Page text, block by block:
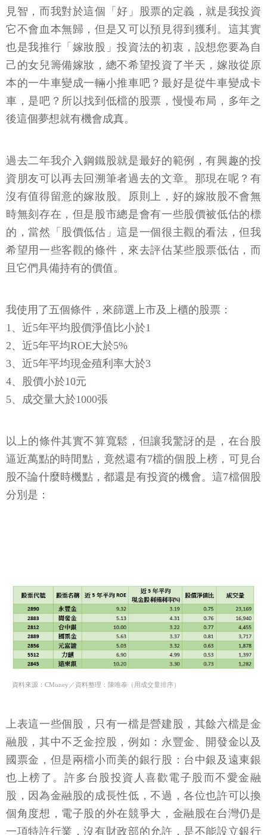
見智，而我對於這個「好」股票的定義，就是我投資
它不會血本無歸，但是又可以預見得到獲利。這其實
也是我推行「嫁妝股」投資法的初衷，設想您要為自
己的女兒籌備嫁妝，總不希望投資了半天，嫁妝從原
本的一牛車變成一輛小推車吧？最好是從牛車變成卡
車，是吧？所以找到低檔的股票，慢慢布局，多年之
後這個夢想就有機會成真。
過去二年我介入鋼鐵股就是最好的範例，有興趣的投
資朋友可以再去回溯筆者過去的文章。那現在呢？有
沒有值得留意的嫁妝股。原則上，好的嫁妝股不會無
時無刻存在，但是股市總是會有一些股價被低估的標
的，當然「股價低估」這是一個很主觀的看法，但我
希望用一些客觀的條件，來去評估某些股票低估，而
且它們具備持有的價值。
我使用了五個條件，來篩選上市及上櫃的股票：
1、近5年平均股價淨值比小於1
2、近5年平均ROE大於5%
3、近5年平均現金殖利率大於3
4、股價小於10元
5、成交量大於1000張
以上的條件其實不算寬鬆，但讓我驚訝的是，在台股
逼近萬點的時間點，竟然還有7檔的個股上榜，可見台
股不論什麼時機點，都還是有投資的機會。這7檔個股
分別是：
資料來源：CMoney／資料整理：陳唯泰（用成交量排序）
上表這一些個股，只有一檔是營建股，其餘六檔是金
融股，其中不乏金控股，例如：永豐金、開發金以及
國票金，但是兩檔小而美的銀行股：台中銀及遠東銀
也上榜了。許多台股投資人喜歡電子股而不愛金融
股，因為金融股的成長性低，不過，各位也許可以換
個角度想，電子股的外在競爭大，金融股在台灣仍是
一項特許行業，沒有財政部的允許，是不能設立銀行